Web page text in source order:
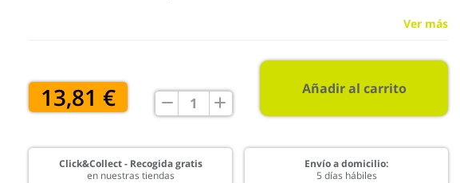
Ver más
13,81 € Añadir al carrito
Click&Collect - Recogida gratis
en nuestras tiendas
Envío a domicilio:
5 días hábiles